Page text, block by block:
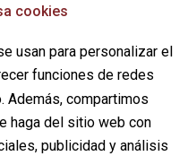
30 años de historia!
Sin comentarios
cookies
usan para personalizar el
funciones de redes
Además, compartimos
haga del sitio web con
publicidad y análisis